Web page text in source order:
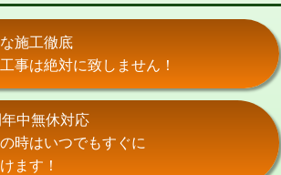
・排水トラップ
プ））
22,000円+材料費
他部品）
水栓）
施工徹底
事は絶対に致しません！
中無休対応
時はいつでもすぐに
ます！